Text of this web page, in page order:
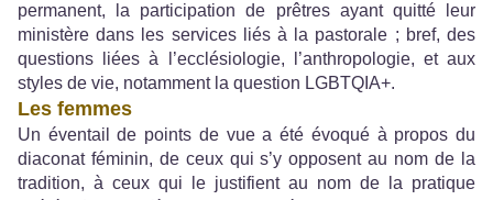
permanent, la participation de prêtres ayant quitté leur
ministère dans les services liés à la pastorale ; bref, des
questions liées à l’ecclésiologie, l’anthropologie, et aux
styles de vie, notamment la question LGBTQIA+.
Les femmes
Un éventail de points de vue a été évoqué à propos du
diaconat féminin, de ceux qui s’y opposent au nom de la
tradition, à ceux qui le justifient au nom de la pratique